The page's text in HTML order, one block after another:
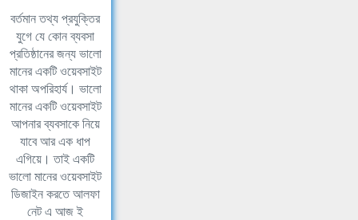
বর্তমান তথ্য প্রযুক্তির
যুগে যে কোন ব্যবসা
প্রতিষ্ঠানের জন্য ভালো
মানের একটি ওয়েবসাইট
থাকা অপরিহার্য। ভালো
মানের একটি ওয়েবসাইট
আপনার ব্যবসাকে নিয়ে
যাবে আর এক ধাপ
এগিয়ে। তাই একটি
ভালো মানের ওয়েবসাইট
ডিজাইন করতে আলফা
নেট এ আজ ই